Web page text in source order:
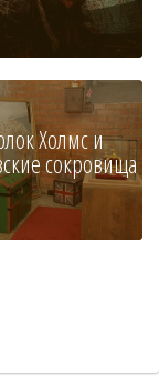
Холмс и
сокровища